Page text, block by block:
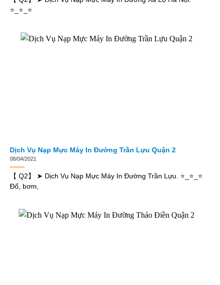
⭐_⭐_⭐
Dịch Vụ Nạp Mực Máy In Đường Trần Lựu Quận 2
08/04/2021
【 Q2】 ➤ Dịch Vụ Nạp Mực Máy In Đường Trần Lựu. ⭐_⭐_⭐
Đổ, bơm,